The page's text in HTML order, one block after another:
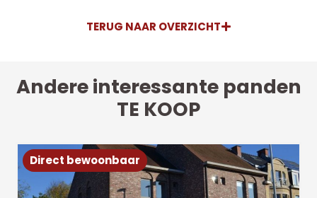
TERUG NAAR OVERZICHT
Andere interessante panden
TE KOOP
Direct bewoonbaar